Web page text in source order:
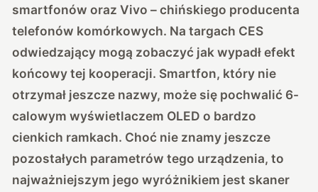
smartfonów oraz Vivo – chińskiego producenta
telefonów komórkowych. Na targach CES
odwiedzający mogą zobaczyć jak wypadł efekt
końcowy tej kooperacji. Smartfon, który nie
otrzymał jeszcze nazwy, może się pochwalić 6-
calowym wyświetlaczem OLED o bardzo
cienkich ramkach. Choć nie znamy jeszcze
pozostałych parametrów tego urządzenia, to
najważniejszym jego wyróżnikiem jest skaner